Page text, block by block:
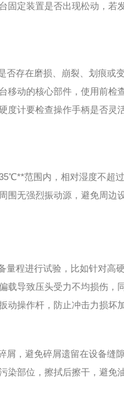
定装置是否出现松动，若
存在磨损、崩裂、划痕或
动的核心部件，使用前检
计要检查操作手柄是否灵
范围内，相对湿度不超
无强烈振动源，避免周边
程进行试验，比如针对高
导致压头受力不均损伤，
操作杆，防止冲击力损坏
，避免碎屑遗留在设备缝
部位，擦拭后擦干，避免